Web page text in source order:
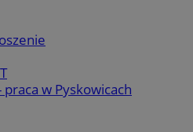
praca w Pyskowicach